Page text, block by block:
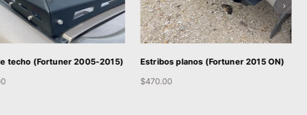
techo (Fortuner 2005-2015)
Estribos planos (Fortuner 2015 ON)
$470.00